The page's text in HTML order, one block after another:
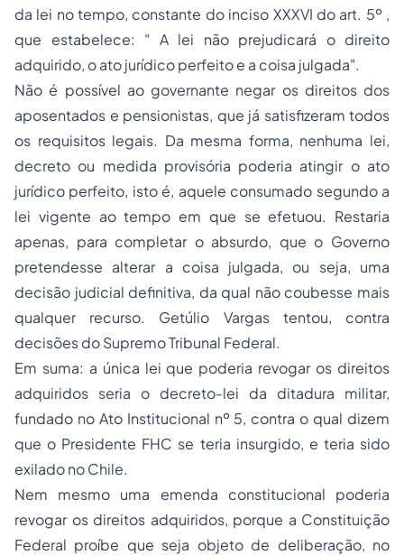
da lei no tempo, constante do inciso XXXVI do art. 5º ,
que estabelece: " A lei não prejudicará o direito
adquirido, o ato jurídico perfeito e a coisa julgada".
Não é possível ao governante negar os direitos dos
aposentados e pensionistas, que já satisfizeram todos
os requisitos legais. Da mesma forma, nenhuma lei,
decreto ou medida provisória poderia atingir o ato
jurídico perfeito, isto é, aquele consumado segundo a
lei vigente ao tempo em que se efetuou. Restaria
apenas, para completar o absurdo, que o Governo
pretendesse alterar a coisa julgada, ou seja, uma
decisão judicial definitiva, da qual não coubesse mais
qualquer recurso. Getúlio Vargas tentou, contra
decisões do Supremo Tribunal Federal.
Em suma: a única lei que poderia revogar os direitos
adquiridos seria o decreto-lei da ditadura militar,
fundado no Ato Institucional nº 5, contra o qual dizem
que o Presidente FHC se teria insurgido, e teria sido
exilado no Chile.
Nem mesmo uma emenda constitucional poderia
revogar os direitos adquiridos, porque a Constituição
Federal proíbe que seja objeto de deliberação, no